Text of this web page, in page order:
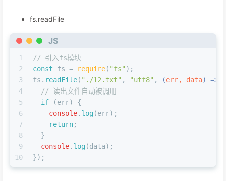
fs.readFile
JS
1
2
3
4
5
6
7
8
9
10
// 引入fs模块
const fs = require( "fs" );
fs. readFile( "./12.txt" , "utf8" , (err, data) =>
// 读出文件自动被调用
if (err) {
console. log(err);
return;
  }
console. log(data);
});